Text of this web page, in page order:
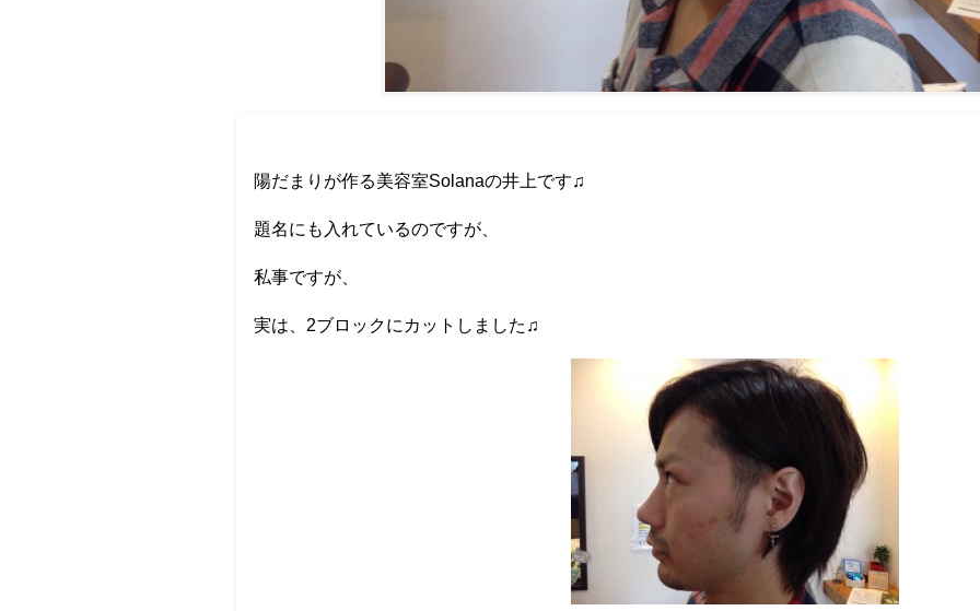
陽だまりが作る美容室Solanaの井上です♫
題名にも入れているのですが、
私事ですが、
実は、2ブロックにカットしました♫